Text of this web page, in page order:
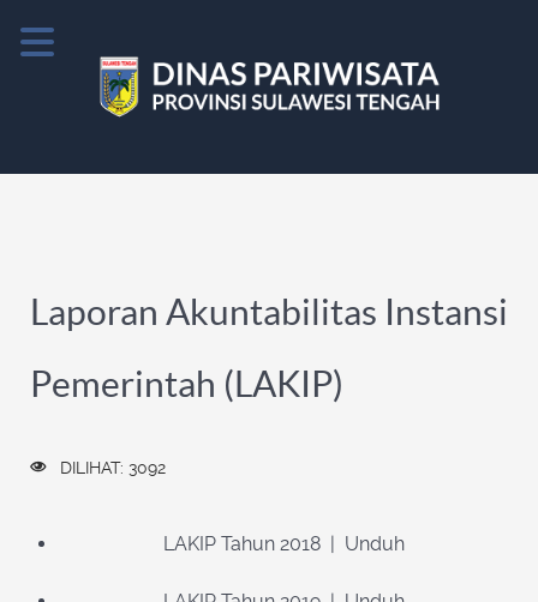
Laporan Akuntabilitas Instansi
Pemerintah (LAKIP)
DILIHAT: 3092
LAKIP Tahun 2018 | Unduh